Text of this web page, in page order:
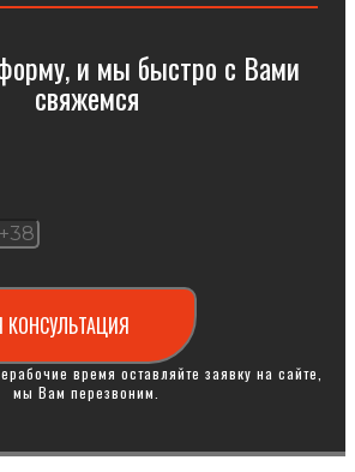
и мы быстро с Вами
свяжемся​
КОНСУЛЬТАЦИЯ
время оставляйте заявку на сайте,
мы Вам перезвоним.